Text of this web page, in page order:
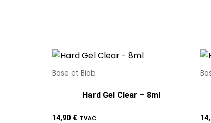
Base et Biab
Hard Gel Clear – 8ml
14,90 € TVAC